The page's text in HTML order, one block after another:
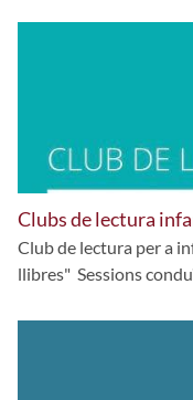
Clubs de lectura
Club de lectura per a
llibres" Sessions